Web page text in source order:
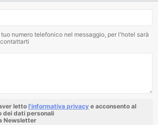
numero telefonico nel messaggio, per l'hotel sarà
letto l'informativa privacy e acconsento al
dei dati personali
Newsletter